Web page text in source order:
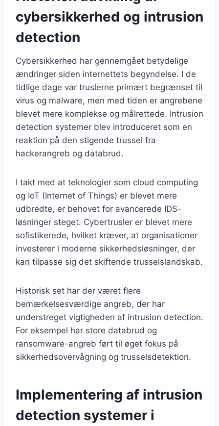
cybersikkerhed og intrusion
detection
Cybersikkerhed har gennemgået betydelige
ændringer siden internettets begyndelse. I de
tidlige dage var truslerne primært begrænset til
virus og malware, men med tiden er angrebene
blevet mere komplekse og målrettede. Intrusion
detection systemer blev introduceret som en
reaktion på den stigende trussel fra
hackerangreb og databrud.
I takt med at teknologier som cloud computing
og IoT (Internet of Things) er blevet mere
udbredte, er behovet for avancerede IDS-
løsninger steget. Cybertrusler er blevet mere
sofistikerede, hvilket kræver, at organisationer
investerer i moderne sikkerhedsløsninger, der
kan tilpasse sig det skiftende trusselslandskab.
Historisk set har der været flere
bemærkelsesværdige angreb, der har
understreget vigtigheden af intrusion detection.
For eksempel har store databrud og
ransomware-angreb ført til øget fokus på
sikkerhedsovervågning og trusselsdetektion.
Implementering af intrusion
detection systemer i